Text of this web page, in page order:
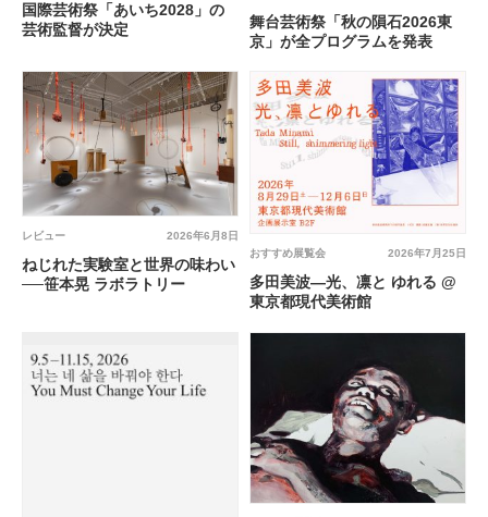
国際芸術祭「あいち2028」の
芸術監督が決定
舞台芸術祭「秋の隕石2026東
京」が全プログラムを発表
2026年6月8日
レビュー
ねじれた実験室と世界の味わい
──笹本晃 ラボラトリー
2026年7月25日
おすすめ展覧会
多田美波―光、凛と ゆれる @
東京都現代美術館